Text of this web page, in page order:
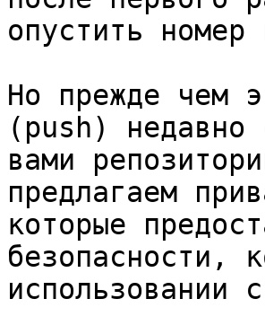
опустить номер
Но прежде чем
(push) недавно
вами
предлагаем
которые
безопасности,
использовании